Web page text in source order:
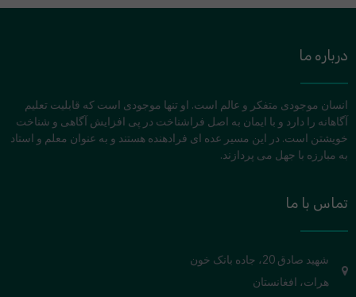
درباره ما
انسان موجودی متفکر و عالم است. او تنها موجودی است که قابلیت تعلیم
آگاهانه را دارد و با ایمان به اصل فراشناخت در پی افزایش آگاهی و شناخت
خویشتن است. در این مسیر عده ای فرادهنده هستند و به عنوان معلم و استاد
به مبارزه با جهل می پردازند.
تماس با ما
شهید صادق 20، جاده بانک خون
هرات، افغانستان